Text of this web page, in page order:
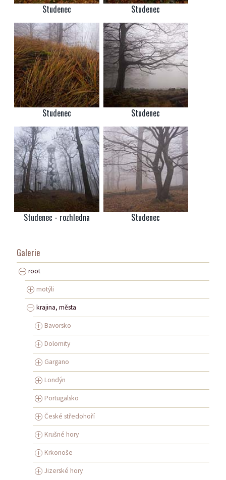
Studenec Studenec
Studenec Studenec
Studenec - rozhledna Studenec
Galerie
root
motýli
krajina, města
Bavorsko
Dolomity
Gargano
Londýn
Portugalsko
České středohoří
Krušné hory
Krkonoše
Jizerské hory